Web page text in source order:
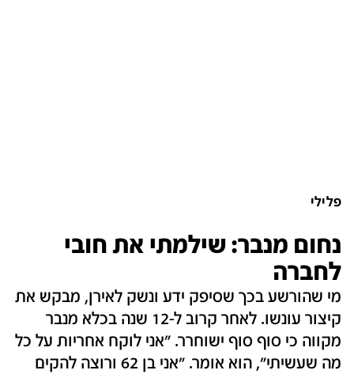
פלילי
נחום מנבר: שילמתי את חובי
לחברה
מי שהורשע בכך שסיפק ידע ונשק לאירן, מבקש את
קיצור עונשו. לאחר קרוב ל-12 שנה בכלא מנבר
מקווה כי סוף סוף ישוחרר. "אני לוקח אחריות על כל
מה שעשיתי", הוא אומר. "אני בן 62 ורוצה להקים